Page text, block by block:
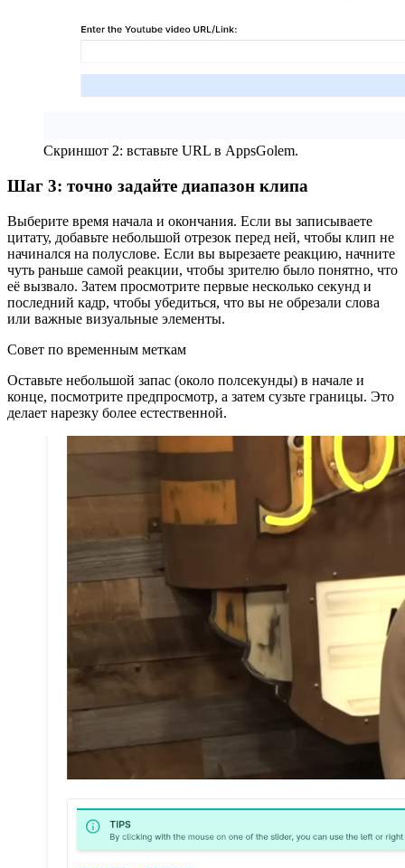
Скриншот 2: вставьте URL в AppsGolem.
Шаг 3: точно задайте диапазон клипа
Выберите время начала и окончания. Если вы записываете
цитату, добавьте небольшой отрезок перед ней, чтобы клип не
начинался на полуслове. Если вы вырезаете реакцию, начните
чуть раньше самой реакции, чтобы зрителю было понятно, что
её вызвало. Затем просмотрите первые несколько секунд и
последний кадр, чтобы убедиться, что вы не обрезали слова
или важные визуальные элементы.
Совет по временным меткам
Оставьте небольшой запас (около полсекунды) в начале и
конце, посмотрите предпросмотр, а затем сузьте границы. Это
делает нарезку более естественной.